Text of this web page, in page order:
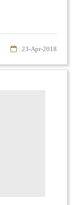
: 23-Apr-2018